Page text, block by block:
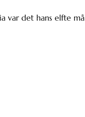
var det hans elfte